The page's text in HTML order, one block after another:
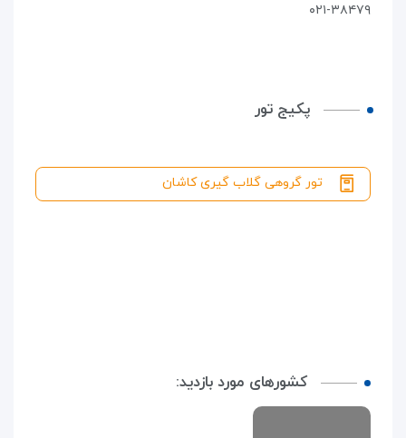
۰۲۱-۳۸۴۷۹
پکیج تور
تور گروهی گلاب گیری کاشان
کشورهای مورد بازدید: